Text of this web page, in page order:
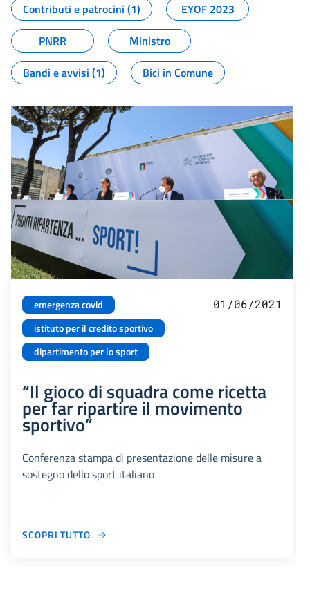
Contributi e patrocini (1)
EYOF 2023
PNRR
Ministro
Bandi e avvisi (1)
Bici in Comune
emergenza covid
istituto per il credito sportivo
dipartimento per lo sport
01/06/2021
“Il gioco di squadra come ricetta
per far ripartire il movimento
sportivo”
Conferenza stampa di presentazione delle misure a
sostegno dello sport italiano
SCOPRI TUTTO